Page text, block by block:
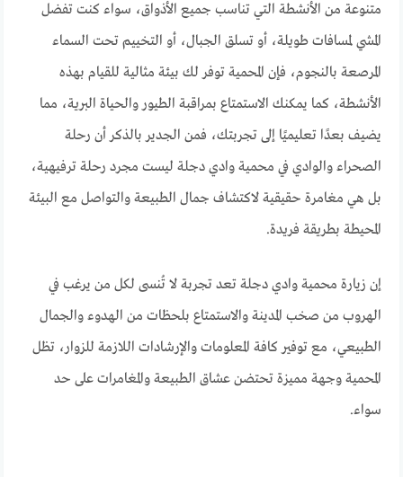
متنوعة من الأنشطة التي تناسب جميع الأذواق، سواء كنت تفضل
المشي لمسافات طويلة، أو تسلق الجبال، أو التخييم تحت السماء
المرصعة بالنجوم، فإن المحمية توفر لك بيئة مثالية للقيام بهذه
الأنشطة، كما يمكنك الاستمتاع بمراقبة الطيور والحياة البرية، مما
يضيف بعدًا تعليميًا إلى تجربتك، فمن الجدير بالذكر أن رحلة
الصحراء والوادي في محمية وادي دجلة ليست مجرد رحلة ترفيهية،
بل هي مغامرة حقيقية لاكتشاف جمال الطبيعة والتواصل مع البيئة
المحيطة بطريقة فريدة.
إن زيارة محمية وادي دجلة تعد تجربة لا تُنسى لكل من يرغب في
الهروب من صخب المدينة والاستمتاع بلحظات من الهدوء والجمال
الطبيعي، مع توفير كافة المعلومات والإرشادات اللازمة للزوار، تظل
المحمية وجهة مميزة تحتضن عشاق الطبيعة والمغامرات على حد
سواء.